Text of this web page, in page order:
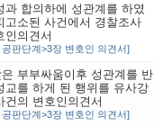
과 합의하에 성관계를 하였
고소된 사건에서 경찰조사
인의견서
판단계>3장 변호인 의견서]
부부싸움이후 성관계를 반
교를 하게 된 행위를 유사강
건의 변호인의견서
판단계>3장 변호인 의견서]